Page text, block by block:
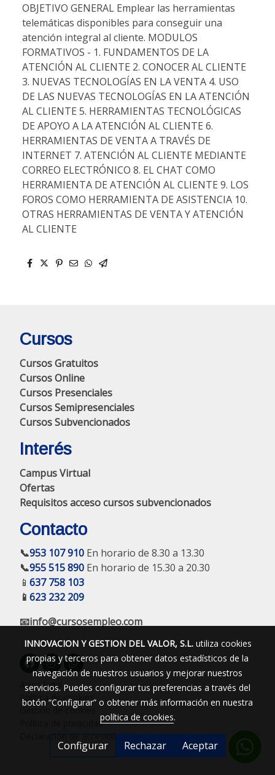
OBJETIVO GENERAL Emplear las herramientas
telemáticas disponibles para conseguir una
atención integral al cliente. MODULOS
FORMATIVOS - 1. FUNDAMENTOS DE LA
ATENCIÓN AL CLIENTE 2. CONOCER AL CLIENTE
3. NUEVAS TECNOLOGÍAS EN LA VENTA 4. USO
DE LAS NUEVAS TECNOLOGÍAS EN LA ATENCIÓN
AL CLIENTE 5. HERRAMIENTAS TECNOLÓGICAS
DE APOYO A LA ATENCIÓN AL CLIENTE 6.
HERRAMIENTAS DE VENTA A TRAVÉS DE
INTERNET 7. ATENCIÓN AL CLIENTE MEDIANTE
CORREO ELECTRÓNICO 8. EL CHAT COMO
HERRAMIENTA DE ATENCIÓN AL CLIENTE 9. LOS
FOROS COMO HERRAMIENTA DE ASISTENCIA 10.
OTRAS HERRAMIENTAS DE VENTA Y ATENCIÓN
AL CLIENTE
Cursos
Cursos Gratuitos
Cursos Online
Cursos Presenciales
Cursos Semipresenciales
Cursos Subvencionados
Interés
Campus Virtual
Ofertas
Requisitos acceso cursos subvencionados
Contacto
📞953 107 910 En horario de 8.30 a 13.30
📞955 515 890 En horario de 15.30 a 20.30
📱 637 758 103
📱 623 232 209
📧info@cursosempleo.com
Aviso legal
Política de cookies
Gestión de cookies
Política de privacidad
Declaración de accesibilidad
INNOVACION Y GESTION DEL VALOR, S.L.utiliza cookies
propias y terceros para obtener datos estadísticos de la
navegación de nuestros usuarios y mejorar nuestros
servicios. Puedes configurar tus preferencias a través del
botón “Configurar” o obtener más información en nuestra
política de cookies.
Configurar Rechazar Aceptar